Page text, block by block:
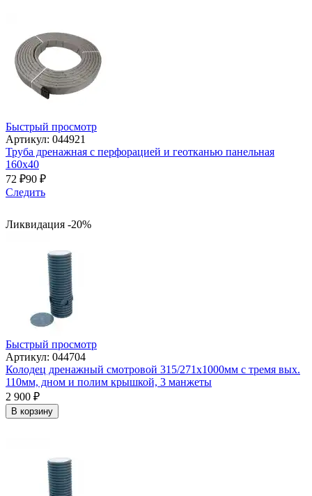
Быстрый просмотр
Артикул: 044921
Труба дренажная с перфорацией и геотканью панельная
160х40
72 ₽90 ₽
Следить
Ликвидация -20%
Быстрый просмотр
Артикул: 044704
Колодец дренажный смотровой 315/271х1000мм с тремя вых.
110мм, дном и полим крышкой, 3 манжеты
2 900 ₽
В корзину